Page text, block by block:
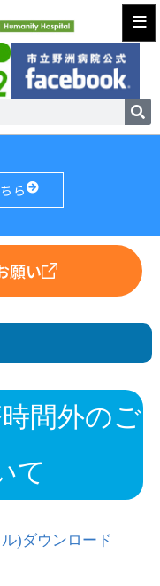
≡
ら
願い
間外のご
て
)ダウンロード